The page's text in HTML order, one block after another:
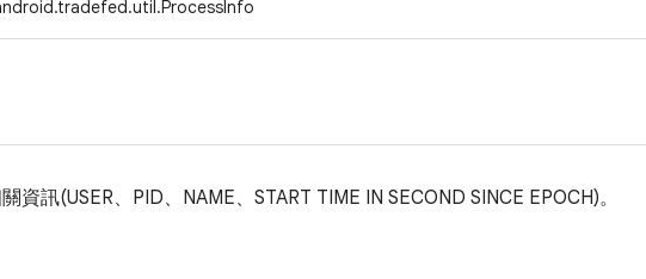
資訊(USER、PID、NAME、START TIME IN SECOND SINCE EPOCH)。